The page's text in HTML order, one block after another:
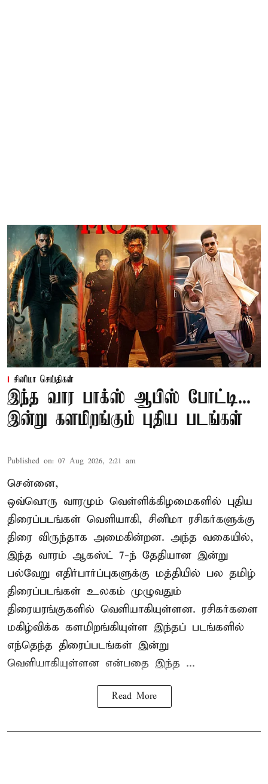
சினிமா செய்திகள்
இந்த வார பாக்ஸ் ஆபிஸ் போட்டி...
இன்று களமிறங்கும் புதிய படங்கள்
Published on: 07 Aug 2026, 2:21 am
சென்னை,
ஒவ்வொரு வாரமும் வெள்ளிக்கிழமைகளில் புதிய
திரைப்படங்கள் வெளியாகி, சினிமா ரசிகர்களுக்கு
திரை விருந்தாக அமைகின்றன. அந்த வகையில்,
இந்த வாரம் ஆகஸ்ட் 7-ந் தேதியான இன்று
பல்வேறு எதிர்பார்ப்புகளுக்கு மத்தியில் பல தமிழ்
திரைப்படங்கள் உலகம் முழுவதும்
திரையரங்குகளில் வெளியாகியுள்ளன. ரசிகர்களை
மகிழ்விக்க களமிறங்கியுள்ள இந்தப் படங்களில்
எந்தெந்த திரைப்படங்கள் இன்று
வெளியாகியுள்ளன என்பதை இந்த ...
Read More